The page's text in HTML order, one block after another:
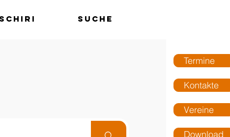
Termine
Kontakte
Vereine
Download
Schiri Suche